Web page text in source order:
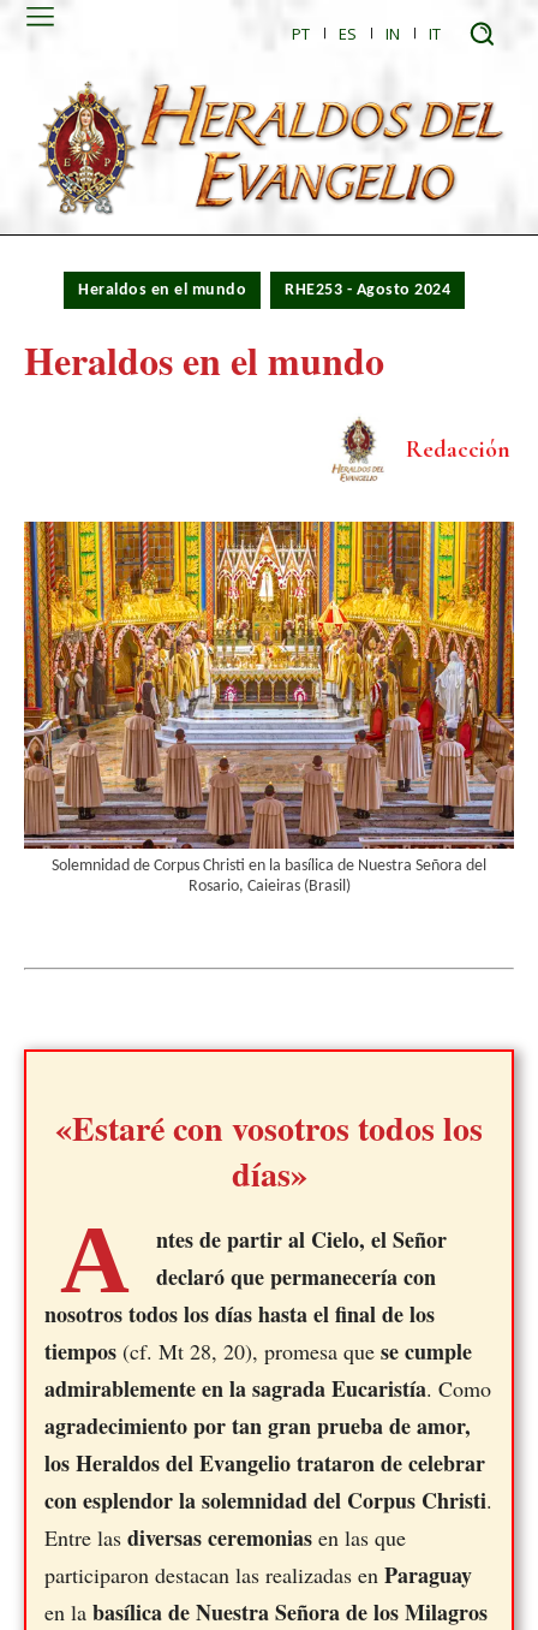
PT ES IN IT
Heraldos en el mundo RHE253 - Agosto 2024
Heraldos en el mundo
Redacción
Solemnidad de Corpus Christi en la basílica de Nuestra Señora del
Rosario, Caieiras (Brasil)
«Estaré con vosotros todos los
días»
A
ntes de partir al Cielo, el Señor
declaró que permanecería con
nosotros todos los días hasta el final de los
tiempos (cf. Mt 28, 20), promesa que se cumple
admirablemente en la sagrada Eucaristía. Como
agradecimiento por tan gran prueba de amor,
los Heraldos del Evangelio trataron de celebrar
con esplendor la solemnidad del Corpus Christi.
Entre las diversas ceremonias en las que
participaron destacan las realizadas en Paraguay
en la basílica de Nuestra Señora de los Milagros